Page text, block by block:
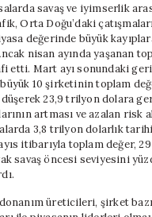
savaş ve iyimserlik
Orta Doğu’daki
değerinde büyük
nisan ayında yaşanan
etti. Mart ayı sonundaki
10 şirketinin toplam
23,9 trilyon dolara
artması ve azalan risk
3,8 trilyon dolarlık
itibarıyla toplam değer,
savaş öncesi seviyesini
üreticileri, şirket